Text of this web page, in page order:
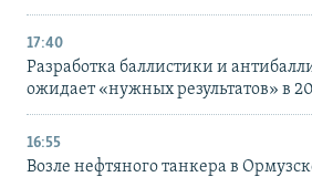
17:40
Разработка баллистики и
ожидает «нужных результатов» в
16:55
Возле нефтяного танкера в